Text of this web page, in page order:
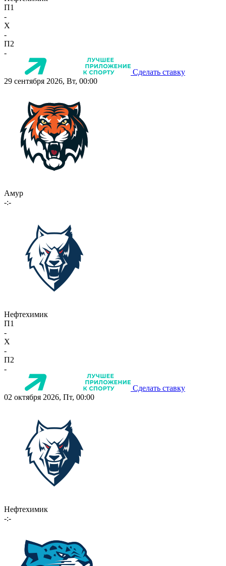
П1
-
X
-
П2
-
Сделать ставку
29 сентября 2026, Вт, 00:00
Амур
-:-
Нефтехимик
П1
-
X
-
П2
-
Сделать ставку
02 октября 2026, Пт, 00:00
Нефтехимик
-:-